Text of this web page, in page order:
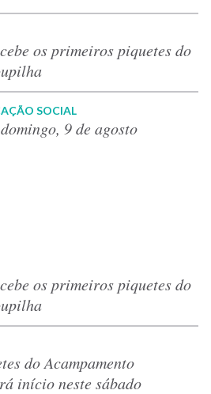
os primeiros piquetes do
SOCIAL
9 de agosto
os primeiros piquetes do
do Acampamento
início neste sábado